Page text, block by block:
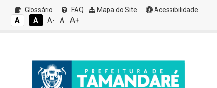
Glossário FAQ Mapa do Site
Acessibilidade
A
A A- A A+